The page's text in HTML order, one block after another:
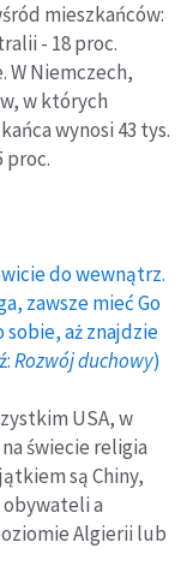
mieszkańców:
- 18 proc.
W Niemczech,
w których
wynosi 43 tys.
proc.
do wewnątrz.
zawsze mieć Go
aż znajdzie
Rozwój duchowy)
USA, w
świecie religia
są Chiny,
a
Algierii lub